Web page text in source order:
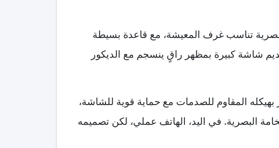
تناسب غرف المعيشة، مع قاعدة بسيطة
شاشة كبيرة بمظهر راقٍ ينسجم مع الديكور
المقاوم للصدمات مع حماية قوية للشاشة،
البصرية. في اليد، الهاتف عملي، لكن تصميمه